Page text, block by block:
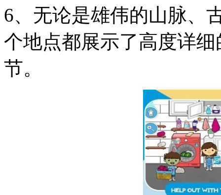
6、无论是雄伟的山脉、
个地点都展示了高度详
节。